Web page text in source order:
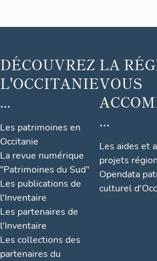
DÉCOUVREZ
L'OCCITANIE
...
Les patrimoines en
Occitanie
La revue numérique
"Patrimoines du Sud"
Les publications de
l'Inventaire
Les partenaires de
l'Inventaire
Les collections des
partenaires du
LA
VOUS
...
Les aides et
projets
Opendata
culturel